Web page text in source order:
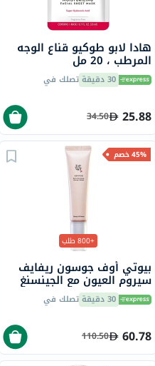
هادا لابو طوكيو قناع الوجه
المرطب ، 20 مل
30 دقيقة تصلك في
25.88
34.50
45% خصم
+800 طلب
بيوتي أوف جوسون ريفايف
سيروم العيون مع الجينسنغ
والشبكية 30 مل
30 دقيقة تصلك في
60.78
110.50